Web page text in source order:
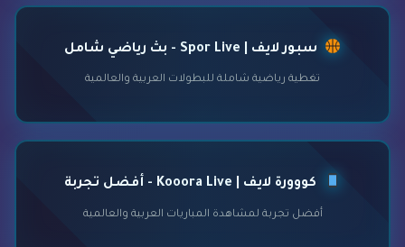
سبور لايف | Spor Live - بث رياضي شامل
تغطية رياضية شاملة للبطولات العربية والعالمية
كووورة لايف | Kooora Live - أفضل تجربة
أفضل تجربة لمشاهدة المباريات العربية والعالمية